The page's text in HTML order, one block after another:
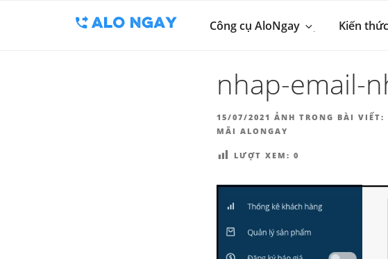
BLOG
Công cụ AloNgay
Kiến
nhap-email-
ĐĂNG
TRONG
15/07/2021 ẢNH TRONG BÀI VIẾT:
MÃI ALONGAY
LƯỢT XEM: 0